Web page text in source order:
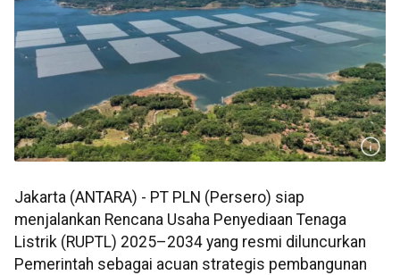
Jakarta (ANTARA) - PT PLN (Persero) siap
menjalankan Rencana Usaha Penyediaan Tenaga
Listrik (RUPTL) 2025–2034 yang resmi diluncurkan
Pemerintah sebagai acuan strategis pembangunan